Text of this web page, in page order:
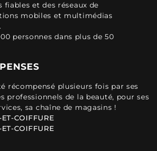
et des réseaux de
mobiles et multimédias
personnes dans plus de 50
récompensé plusieurs fois par ses
professionnels de la beauté, pour ses
sa chaîne de magasins !